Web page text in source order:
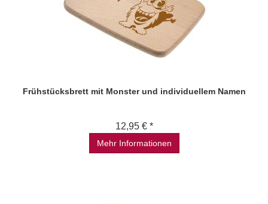
Frühstücksbrett mit Monster und individuellem Namen
12,95 € *
Mehr Informationen